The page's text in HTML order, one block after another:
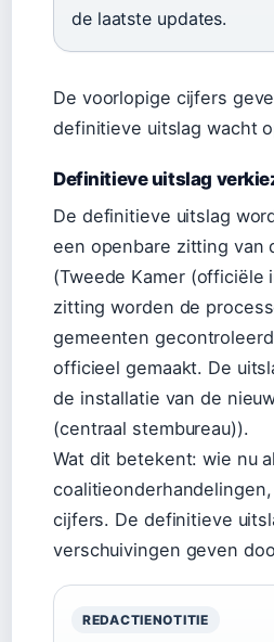
de laatste updates.
De voorlopige cijfers
definitieve uitslag wacht
Definitieve uitslag
De definitieve uitslag
een openbare zitting van
(Tweede Kamer (officiële
zitting worden de
gemeenten
officieel gemaakt. De
de installatie van de
(centraal stembureau)).
Wat dit betekent: wie nu
cijfers. De definitieve
verschuivingen geven
REDACTIENOTITIE